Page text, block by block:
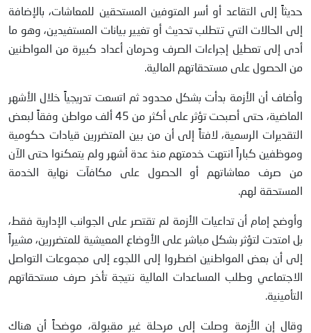
حديثاً إلى التقاعد أو أسر المتوفين المستحقين للمعاشات، بالإضافة
إلى الحالات التي تتطلب تحديث أو تغيير بيانات المستفيدين، وهو ما
أدى إلى تعطيل إجراءات الصرف وحرمان أعداد كبيرة من المواطنين
من الحصول على مستحقاتهم المالية.
وأضاف أن الأزمة بدأت بشكل محدود ثم اتسعت تدريجياً خلال الأشهر
الماضية، حتى أصبحت تؤثر على أكثر من 45 ألف مواطن وفقاً لبعض
التقديرات الرسمية، لافتاً إلى أن من بين المتضررين قيادات حكومية
وموظفين كباراً انتهت خدمتهم منذ عدة أشهر ولم يتمكنوا حتى الآن
من صرف معاشاتهم أو الحصول على مكافآت نهاية الخدمة
المستحقة لهم.
وأوضح إمام أن تداعيات الأزمة لم تقتصر على الجوانب الإدارية فقط،
بل امتدت لتؤثر بشكل مباشر على الأوضاع المعيشية للمتضررين، مشيراً
إلى أن بعض المواطنين اضطروا إلى اللجوء إلى مجموعات التواصل
الاجتماعي وطلب المساعدات المالية نتيجة تأخر صرف مستحقاتهم
التأمينية.
وقال إن الأزمة وصلت إلى مرحلة غير مقبولة، موضحاً أن هناك